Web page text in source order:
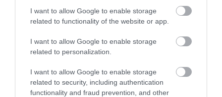
I want to allow Google to enable storage
related to functionality of the website or app.
I want to allow Google to enable storage
related to personalization.
I want to allow Google to enable storage
related to security, including authentication
functionality and fraud prevention, and other
A NÖVÉNYEK IS KÖLTÖZNEK
A KLÍMÁVAL: JÖNNEK AZ ÚJ
BŐRÖNDDEL
2026-07-24
EGY ÖREG TÖLGY NEM CSAK
EGYSZERRE
2026-07-22